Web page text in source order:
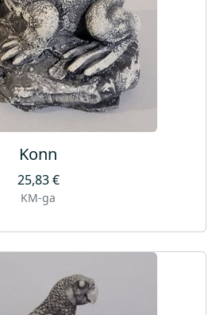
Konn
25,83€
KM-ga